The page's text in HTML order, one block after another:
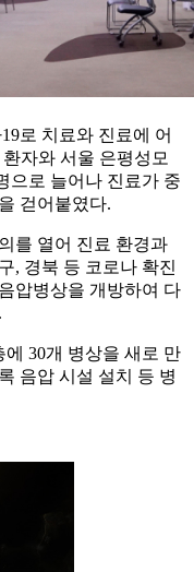
로 치료와 진료에 어
자와 서울 은평성모
으로 늘어나 진료가 중
걷어붙였다.
를 열어 진료 환경과
, 경북 등 코로나 확진
압병상을 개방하여 다
30개 병상을 새로 만
음압 시설 설치 등 병